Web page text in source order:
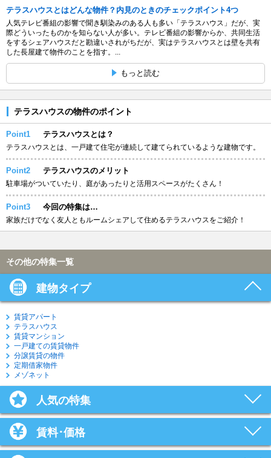
テラスハウスとはどんな物件？内見のときのチェックポイント4つ
人気テレビ番組の影響で聞き馴染みのある人も多い「テラスハウス」だが、実
際どういったものかを知らない人が多い。テレビ番組の影響からか、共同生活
をするシェアハウスだと勘違いされがちだが、実はテラスハウスとは壁を共有
した長屋建て物件のことを指す。...
もっと読む
テラスハウスの物件のポイント
Point1 テラスハウスとは？
テラスハウスとは、一戸建て住宅が連続して建てられているような建物です。
Point2 テラスハウスのメリット
駐車場がついていたり、庭があったりと活用スペースがたくさん！
Point3 今回の特集は…
家族だけでなく友人ともルームシェアして住めるテラスハウスをご紹介！
その他の特集一覧
建物タイプ
賃貸アパート
テラスハウス
賃貸マンション
一戸建ての賃貸物件
分譲賃貸の物件
定期借家物件
メゾネット
人気の特集
賃料･価格